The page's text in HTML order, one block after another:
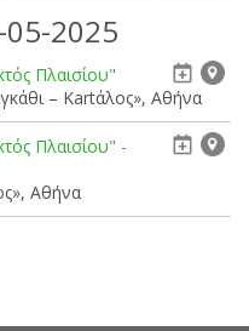
2025
Πλαισίου"
– Kartάλος», Αθήνα
Πλαισίου" -
Αθήνα